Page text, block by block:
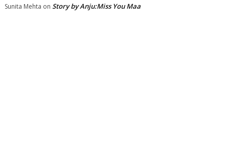
Sunita Mehta on Story by Anju:Miss You Maa